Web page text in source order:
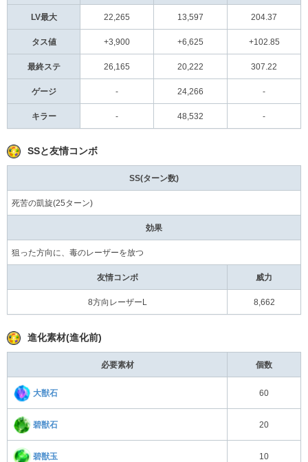
LV最大 22,265 13,597 204.37
タス値 +3,900 +6,625 +102.85
最終ステ 26,165 20,222 307.22
ゲージ - 24,266 -
キラー - 48,532 -
SSと友情コンボ
SS(ターン数)
死苦の凱旋(25ターン)
効果
狙った方向に、毒のレーザーを放つ
友情コンボ 威力
8方向レーザーL 8,662
進化素材(進化前)
必要素材 個数
大獣石 60
碧獣石 20
碧獣玉 10